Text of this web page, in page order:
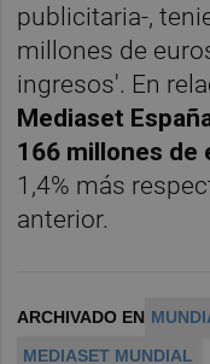
publicitaria-,
millones de
ingresos'. En
Mediaset
166 millones de
1,4% más
anterior.
ARCHIVADO EN
MEDIASET MUNDIAL